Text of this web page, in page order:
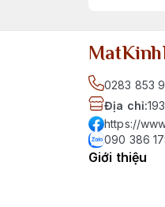
0283 853
Địa chỉ:
https://
090 386
Giới thiệu